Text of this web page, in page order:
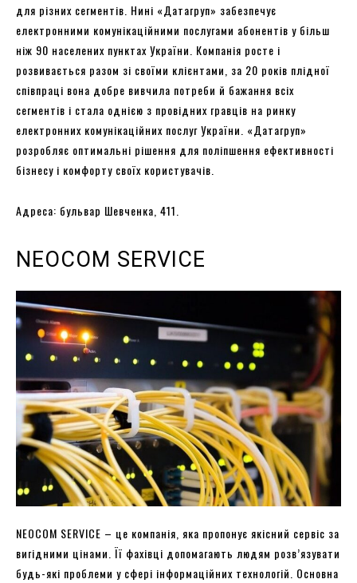
для різних сегментів. Нині «Датагруп» забезпечує
електронними комунікаційними послугами абонентів у більш
ніж 90 населених пунктах України. Компанія росте і
розвивається разом зі своїми клієнтами, за 20 років плідної
співпраці вона добре вивчила потреби й бажання всіх
сегментів і стала однією з провідних гравців на ринку
електронних комунікаційних послуг України. «Датагруп»
розробляє оптимальні рішення для поліпшення ефективності
бізнесу і комфорту своїх користувачів.
Адреса: бульвар Шевченка, 411.
NEOCOM SERVICE
NEOCOM SERVICE – це компанія, яка пропонує якісний сервіс за
вигідними цінами. Її фахівці допомагають людям розв’язувати
будь-які проблеми у сфері інформаційних технологій. Основна